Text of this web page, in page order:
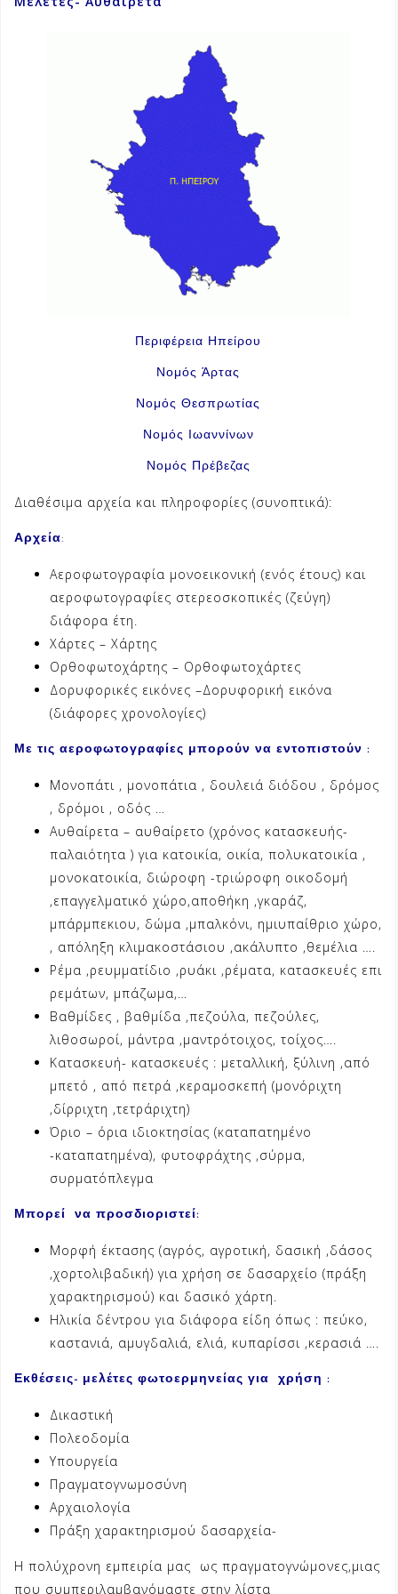
Περιφέρεια Ηπείρου
Νομός Άρτας
Νομός Θεσπρωτίας
Νομός Ιωαννίνων
Νομός Πρέβεζας
Διαθέσιμα αρχεία και πληροφορίες (συνοπτικά):
Αρχεία:
Aεροφωτογραφία μονοεικονική (ενός έτους) και
αεροφωτογραφίες στερεοσκοπικές (ζεύγη)
διάφορα έτη.
Χάρτες – Χάρτης
Ορθοφωτοχάρτης – Ορθοφωτοχάρτες
Δορυφορικές εικόνες –Δορυφορική εικόνα
(διάφορες χρονολογίες)
Με τις αεροφωτογραφίες μπορούν να εντοπιστούν :
Μονοπάτι , μονοπάτια , δουλειά διόδου , δρόμος
, δρόμοι , οδός …
Αυθαίρετα – αυθαίρετο (χρόνος κατασκευής-
παλαιότητα ) για κατοικία, οικία, πολυκατοικία ,
μονοκατοικία, διώροφη -τριώροφη οικοδομή
,επαγγελματικό χώρο,αποθήκη ,γκαράζ,
μπάρμπεκιου, δώμα ,μπαλκόνι, ημιυπαίθριο χώρο,
, απόληξη κλιμακοστάσιου ,ακάλυπτο ,θεμέλια ….
Ρέμα ,ρευμματίδιο ,ρυάκι ,ρέματα, κατασκευές επι
ρεμάτων, μπάζωμα,…
Βαθμίδες , βαθμίδα ,πεζούλα, πεζούλες,
λιθοσωροί, μάντρα ,μαντρότοιχος, τοίχος….
Κατασκευή- κατασκευές : μεταλλική, ξύλινη ,από
μπετό , από πετρά ,κεραμοσκεπή (μονόριχτη
,δίρριχτη ,τετράριχτη)
Όριο – όρια ιδιοκτησίας (καταπατημένο
-καταπατημένα), φυτοφράχτης ,σύρμα,
συρματόπλεγμα
Μπορεί να προσδιοριστεί:
Μορφή έκτασης (αγρός, αγροτική, δασική ,δάσος
,χορτολιβαδική) για χρήση σε δασαρχείο (πράξη
χαρακτηρισμού) και δασικό χάρτη.
Ηλικία δέντρου για διάφορα είδη όπως : πεύκο,
καστανιά, αμυγδαλιά, ελιά, κυπαρίσσι ,κερασιά ….
Εκθέσεις- μελέτες φωτοερμηνείας για χρήση :
Δικαστική
Πολεοδομία
Υπουργεία
Πραγματογνωμοσύνη
Αρχαιολογία
Πράξη χαρακτηρισμού δασαρχεία-
Η πολύχρονη εμπειρία μας ως πραγματογνώμονες,μιας
που συμπεριλαμβανόμαστε στην λίστα